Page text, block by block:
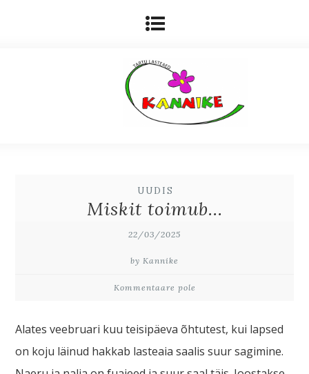
UUDIS
Miskit toimub…
22/03/2025
by Kannike
Kommentaare pole
Alates veebruari kuu teisipäeva õhtutest, kui lapsed
on koju läinud hakkab lasteaia saalis suur sagimine.